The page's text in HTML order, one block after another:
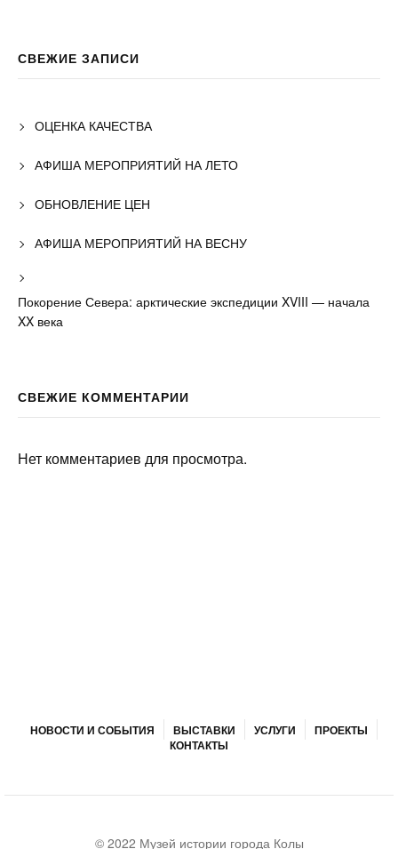
СВЕЖИЕ ЗАПИСИ
ОЦЕНКА КАЧЕСТВА
АФИША МЕРОПРИЯТИЙ НА ЛЕТО
ОБНОВЛЕНИЕ ЦЕН
АФИША МЕРОПРИЯТИЙ НА ВЕСНУ
Покорение Севера: арктические экспедиции XVIII — начала
XX века
СВЕЖИЕ КОММЕНТАРИИ
Нет комментариев для просмотра.
НОВОСТИ И СОБЫТИЯ ВЫСТАВКИ УСЛУГИ
ПРОЕКТЫ
КОНТАКТЫ
© 2022 Музей истории города Колы